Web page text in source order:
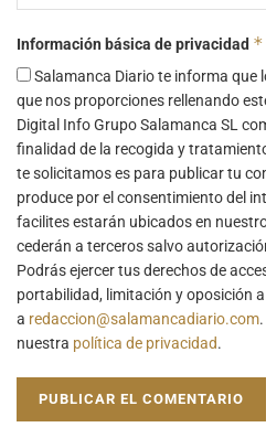
Información básica de privacidad *
Salamanca Diario te informa que
que nos proporciones rellenando
Digital Info Grupo Salamanca SL
finalidad de la recogida y
te solicitamos es para publicar tu
produce por el consentimiento del
facilites estarán ubicados en
cederán a terceros salvo
Podrás ejercer tus derechos de
portabilidad, limitación y oposición
a redaccion@salamancadiario.com
nuestra política de privacidad.